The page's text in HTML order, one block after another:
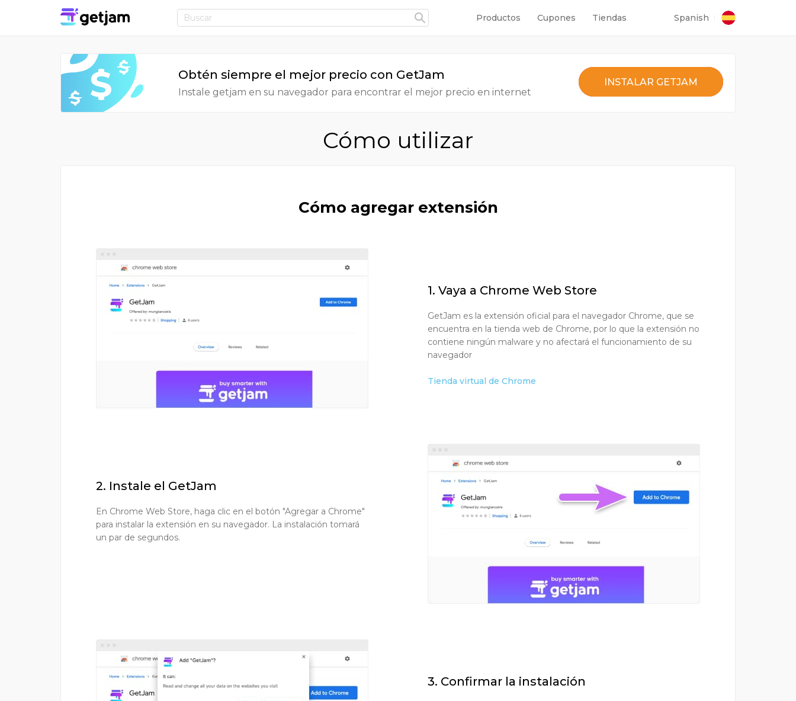
Productos Cupones Tiendas Spanish
Obtén siempre el mejor precio con GetJam
Instale getjam en su navegador para encontrar el mejor precio en internet
INSTALAR GETJAM
Cómo utilizar
Cómo agregar extensión
1. Vaya a Chrome Web Store
GetJam es la extensión oficial para el navegador Chrome, que se
encuentra en la tienda web de Chrome, por lo que la extensión no
contiene ningún malware y no afectará el funcionamiento de su
navegador
Tienda virtual de Chrome
2. Instale el GetJam
En Chrome Web Store, haga clic en el botón "Agregar a Chrome"
para instalar la extensión en su navegador. La instalación tomará
un par de segundos.
3. Confirmar la instalación